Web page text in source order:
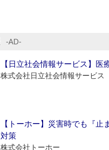
‐AD‐
【日立社会情報サービス】
株式会社日立社会情報サービス
【トーホー】災害時でも『
対策
株式会社トーホー